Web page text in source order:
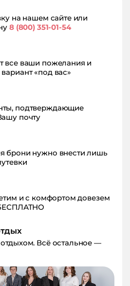
на нашем сайте или
8 (800) 351-01-54
все ваши пожелания и
«под вас»
подтверждающие
почту
брони нужно внести лишь
и с комфортом довезем
Всё остальное —